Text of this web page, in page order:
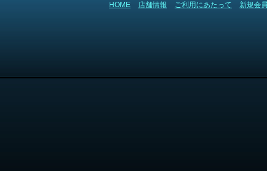
HOME 店舗情報 ご利用にあたって 新規会